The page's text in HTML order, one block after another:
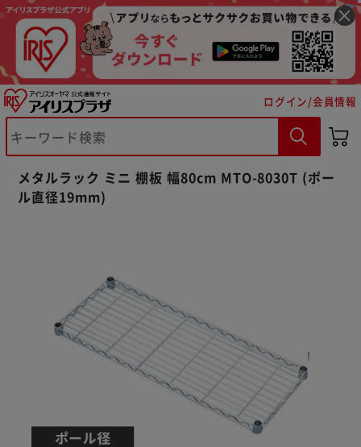
ログイン/会員情報
メタルラック ミニ 棚板 幅80cm MTO-8030T (ポー
ル直径19mm)
※ご確認ください